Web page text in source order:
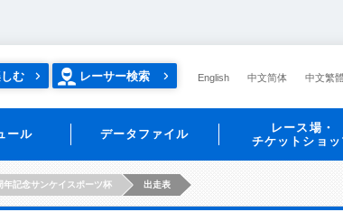
む レーサー検索 English 中文简体 中文繁
ール データファイル
レース場・
チケットショッ
年記念サンケイスポーツ杯 出走表